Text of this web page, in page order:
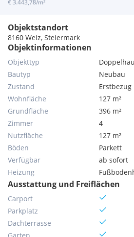
€ 3.443,78/m²
Objektstandort
8160 Weiz, Steiermark
Objektinformationen
Objekttyp
Bautyp
Neubau
Zustand
Erstbezug
Wohnfläche
127 m²
Grundfläche
396 m²
Zimmer
4
Nutzfläche
127 m²
Böden
Parkett
Verfügbar
ab sofort
Heizung
Ausstattung und Freiflächen
Carport
Parkplatz
Dachterrasse